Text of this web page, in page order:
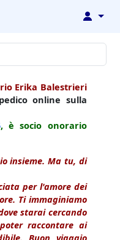
↓
Erika Balestrieri
online sulla
, è socio onorario
insieme. Ma tu, di
per l'amore dei
Ti immaginiamo
starai cercando
raccontare ai